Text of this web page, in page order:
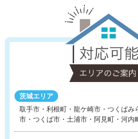
茨城エリア
取手市・利根町・龍ケ崎市・つくばみ
市・つくば市・土浦市・阿見町・河内